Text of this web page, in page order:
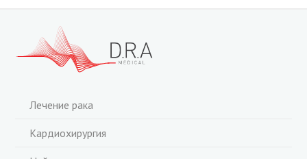
Лечение рака
Кардиохирургия